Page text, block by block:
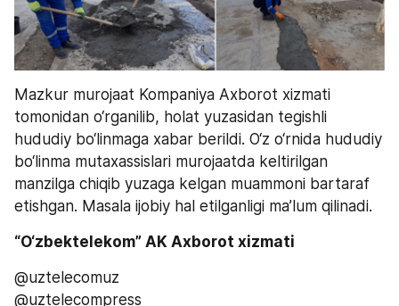
Mazkur murojaat Kompaniya Axborot xizmati
tomonidan o‘rganilib, holat yuzasidan tegishli
hududiy bo‘linmaga xabar berildi. O‘z o‘rnida hududiy
bo‘linma mutaxassislari murojaatda keltirilgan
manzilga chiqib yuzaga kelgan muammoni bartaraf
etishgan. Masala ijobiy hal etilganligi ma’lum qilinadi.
“O‘zbektelekom” AK Axborot xizmati
@uztelecomuz
@uztelecompress